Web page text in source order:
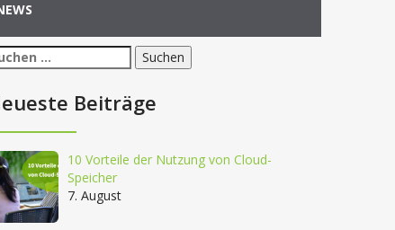
Beiträge
10 Vorteile der Nutzung von Cloud-
Speicher
7. August